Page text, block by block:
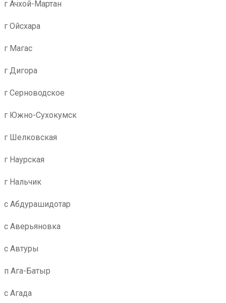
г Ачхой-Мартан
г Ойсхара
г Магас
г Дигора
г Серноводское
г Южно-Сухокумск
г Шелковская
г Наурская
г Нальчик
с Абдурашидотар
с Аверьяновка
с Автуры
п Ага-Батыр
с Агада